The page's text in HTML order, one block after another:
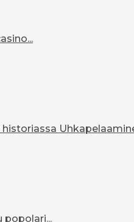
popolari...